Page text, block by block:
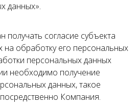
данных».
получать согласие субъекта
на обработку его персональных
персональных данных
необходимо получение
данных, такое
Компания.